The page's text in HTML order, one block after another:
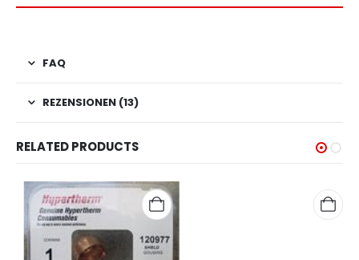
FAQ
REZENSIONEN (13)
RELATED PRODUCTS